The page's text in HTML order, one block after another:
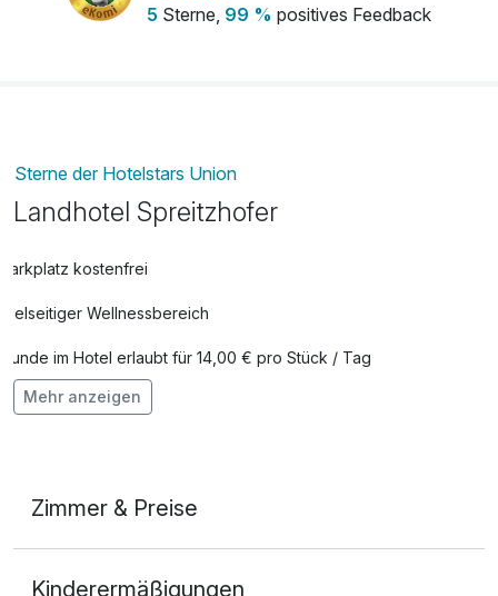
5 Sterne, 99 % positives Feedback
Sterne der Hotelstars Union
Landhotel Spreitzhofer
Parkplatz kostenfrei
Vielseitiger Wellnessbereich
Hunde im Hotel erlaubt für 14,00 € pro Stück / Tag
Auch vegetarische Speisen
Mehr anzeigen
Zimmer & Preise
2 Erwachsene
Kinderermäßigungen